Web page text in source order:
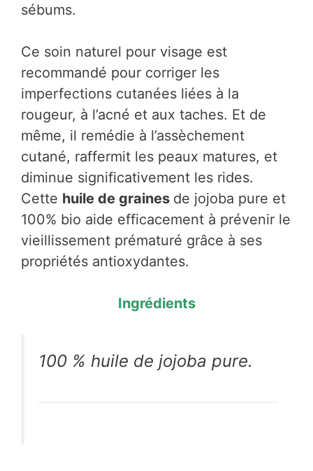
sébums.
Ce soin naturel pour visage est
recommandé pour corriger les
imperfections cutanées liées à la
rougeur, à l’acné et aux taches. Et de
même, il remédie à l’assèchement
cutané, raffermit les peaux matures, et
diminue significativement les rides.
Cette huile de graines de jojoba pure et
100% bio aide efficacement à prévenir le
vieillissement prématuré grâce à ses
propriétés antioxydantes.
Ingrédients
100 % huile de jojoba pure.